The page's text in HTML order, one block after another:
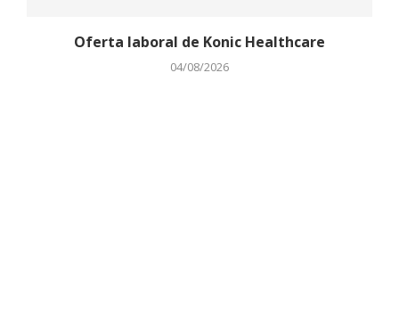
Oferta laboral de Konic Healthcare
04/08/2026